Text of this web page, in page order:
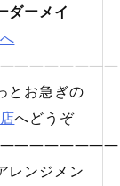
ダーメイ
とお急ぎの
へどうぞ
レンジメン